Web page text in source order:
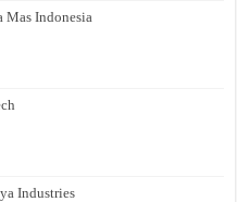
Mas Indonesia
Industries